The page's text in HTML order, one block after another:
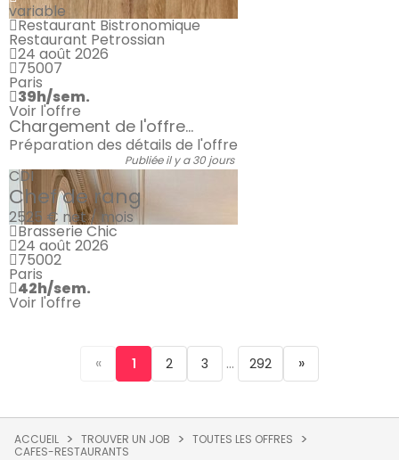
variable
Restaurant Bistronomique
Restaurant Petrossian
24 août 2026
75007
Paris
39h/sem.
Voir l'offre
Chargement de l'offre...
Préparation des détails de l'offre
Publiée il y a 30 jours
CDI
Chef de rang
2525 € net / mois
Brasserie Chic
24 août 2026
75002
Paris
42h/sem.
Voir l'offre
« 1 2 3 ... 292 »
ACCUEIL TROUVER UN JOB
TOUTES LES OFFRES
CAFES-RESTAURANTS